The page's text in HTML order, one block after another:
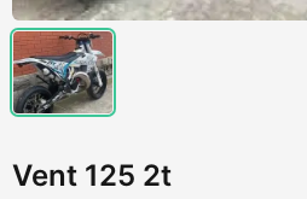
Vent 125 2t